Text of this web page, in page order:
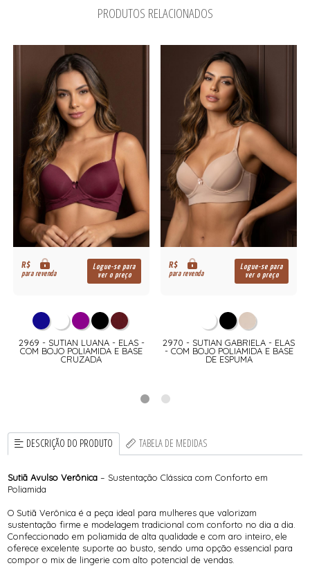
PRODUTOS RELACIONADOS
R$
para revenda
Logue-se para
ver o preço
2969 - SUTIAN LUANA - ELAS -
COM BOJO POLIAMIDA E BASE
CRUZADA
R$
para revenda
Logue-se para
ver o preço
2970 - SUTIAN GABRIELA - ELAS
- COM BOJO POLIAMIDA E BASE
DE ESPUMA
DESCRIÇÃO DO PRODUTO TABELA DE MEDIDAS
Sutiã Avulso Verônica– Sustentação Clássica com Conforto em
Poliamida
O Sutiã Verônica é a peça ideal para mulheres que valorizam
sustentação firme e modelagem tradicional com conforto no dia a dia.
Confeccionado em poliamida de alta qualidade e com aro inteiro, ele
oferece excelente suporte ao busto, sendo uma opção essencial para
compor o mix de lingerie com alto potencial de vendas.